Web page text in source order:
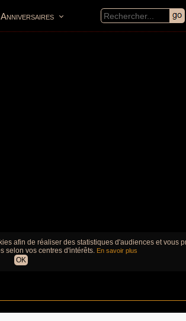
Anniversaires
afin de réaliser des statistiques d'audiences et vous
selon vos centres d'intérêts. En savoir plus
OK